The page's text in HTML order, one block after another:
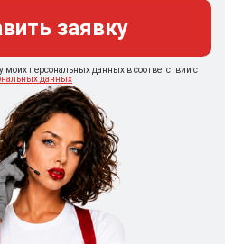
заявку
моих персональных данных в соответствии с
данных